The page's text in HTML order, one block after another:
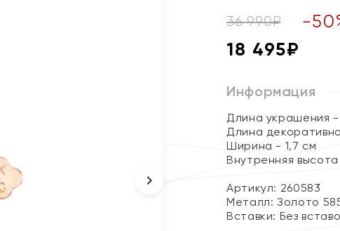
36 990₽ -50
18 495₽
Информация
Длина украшения -
Длина
Ширина - 1,7 см
Внутренняя
Артикул: 260583
Металл:Золото
Вставки: Без